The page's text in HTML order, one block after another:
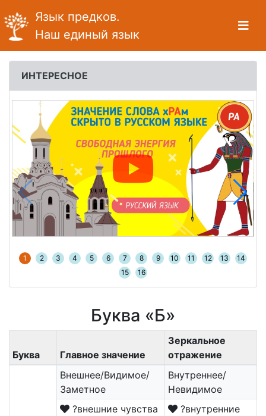
Язык предков.
Наш единый язык
ИНТЕРЕСНОЕ
1 2 3 4 5 6 7 8 9 10 11 12 13
14
15
16
Буква «Б»
Буква Главное значение
Зеркальное
отражение
Внешнее/Видимое/
Заметное
Внутреннее/
Невидимое
?внешние чувства
?внутренние